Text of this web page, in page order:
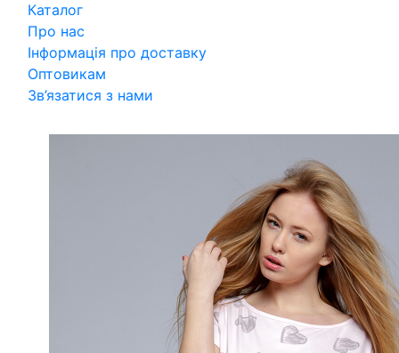
Каталог
Про нас
Інформація про доставку
Оптовикам
Зв’язатися з нами